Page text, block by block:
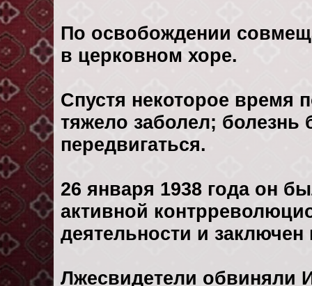
По освобождении
в церковном хоре.
Спустя некоторое время
тяжело заболел; болезнь
передвигаться.
26 января 1938 года он
активной
деятельности и
Лжесвидетели обвиняли